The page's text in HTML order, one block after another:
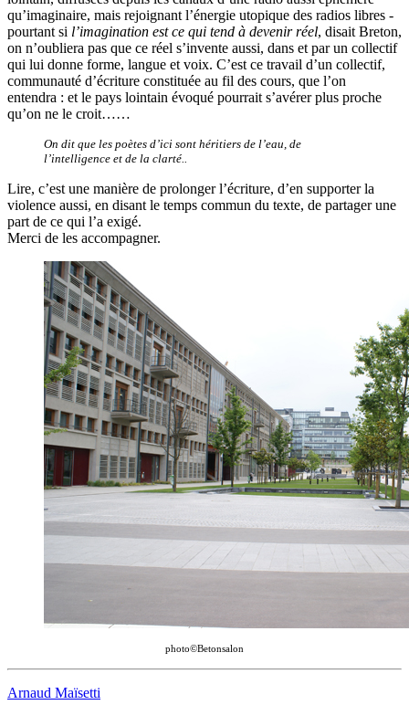
qu’imaginaire, mais rejoignant l’énergie utopique des radios libres -
pourtant si l’imagination est ce qui tend à devenir réel, disait Breton,
on n’oubliera pas que ce réel s’invente aussi, dans et par un collectif
qui lui donne forme, langue et voix. C’est ce travail d’un collectif,
communauté d’écriture constituée au fil des cours, que l’on
entendra : et le pays lointain évoqué pourrait s’avérer plus proche
qu’on ne le croit……
On dit que les poètes d’ici sont héritiers de l’eau, de
l’intelligence et de la clarté..
Lire, c’est une manière de prolonger l’écriture, d’en supporter la
violence aussi, en disant le temps commun du texte, de partager une
part de ce qui l’a exigé.
Merci de les accompagner.
photo©Betonsalon
Arnaud Maïsetti